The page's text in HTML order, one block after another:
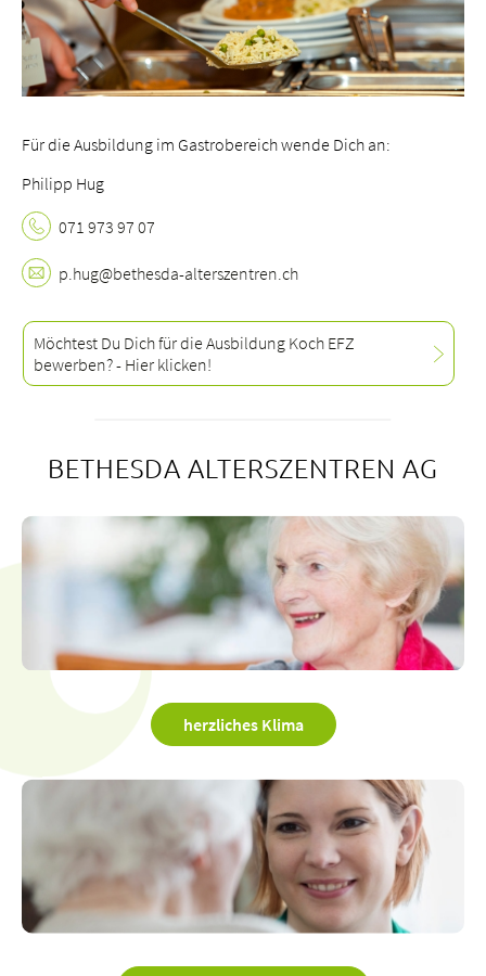
Für die Ausbildung im Gastrobereich wende Dich an:
Philipp Hug
071 973 97 07
p. hug@bethesda-alterszentren. ch
Möchtest Du Dich für die Ausbildung Koch EFZ
bewerben? - Hier klicken!
BETHESDA ALTERSZENTREN AG
herzliches Klima